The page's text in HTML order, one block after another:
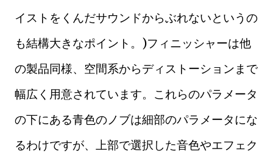
イストをくんだサウンドからぶれないというの
も結構大きなポイント。)フィニッシャーは他
の製品同様、空間系からディストーションまで
幅広く用意されています。これらのパラメータ
の下にある青色のノブは細部のパラメータにな
るわけですが、上部で選択した音色やエフェク